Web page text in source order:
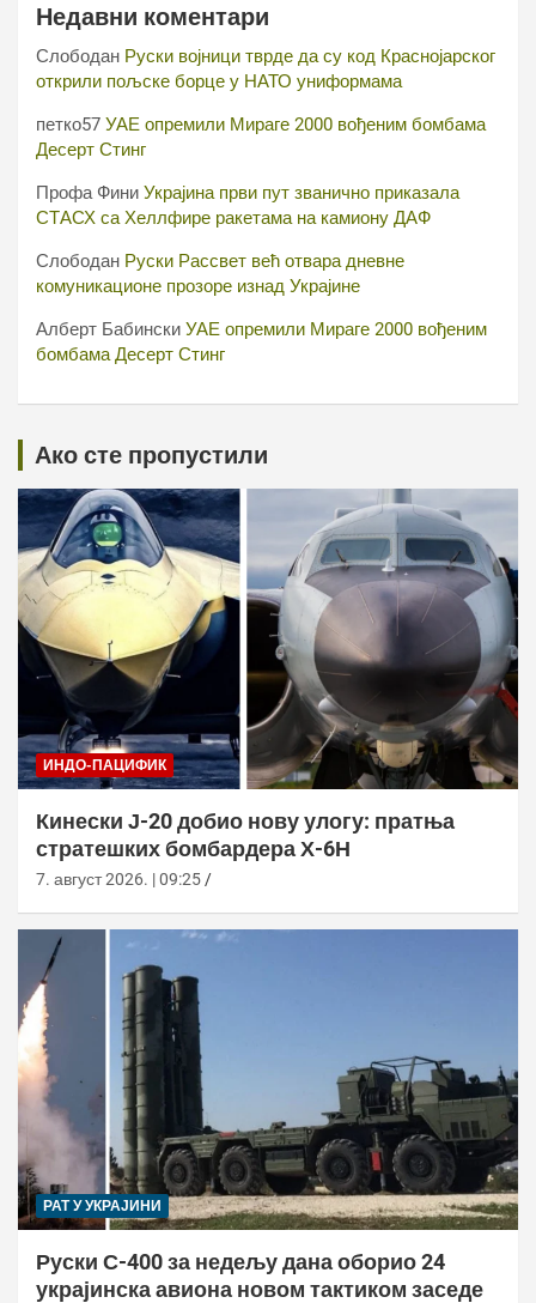
Недавни коментари
Слободан Руски војници тврде да су код Краснојарског
открили пољске борце у НАТО униформама
петко57 УАЕ опремили Мираге 2000 вођеним бомбама
Десерт Стинг
Профа Фини Украјина први пут званично приказала
СТАСХ са Хеллфире ракетама на камиону ДАФ
Слободан Руски Рассвет већ отвара дневне
комуникационе прозоре изнад Украјине
Алберт Бабински УАЕ опремили Мираге 2000 вођеним
бомбама Десерт Стинг
Ако сте пропустили
ИНДО-ПАЦИФИК
Кинески Ј-20 добио нову улогу: пратња
стратешких бомбардера Х-6Н
7. август 2026. | 09:25
РАТ У УКРАЈИНИ
Руски С-400 за недељу дана оборио 24
украјинска авиона новом тактиком заседе